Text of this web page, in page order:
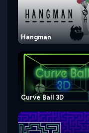
Hangman
Curve Ball 3D